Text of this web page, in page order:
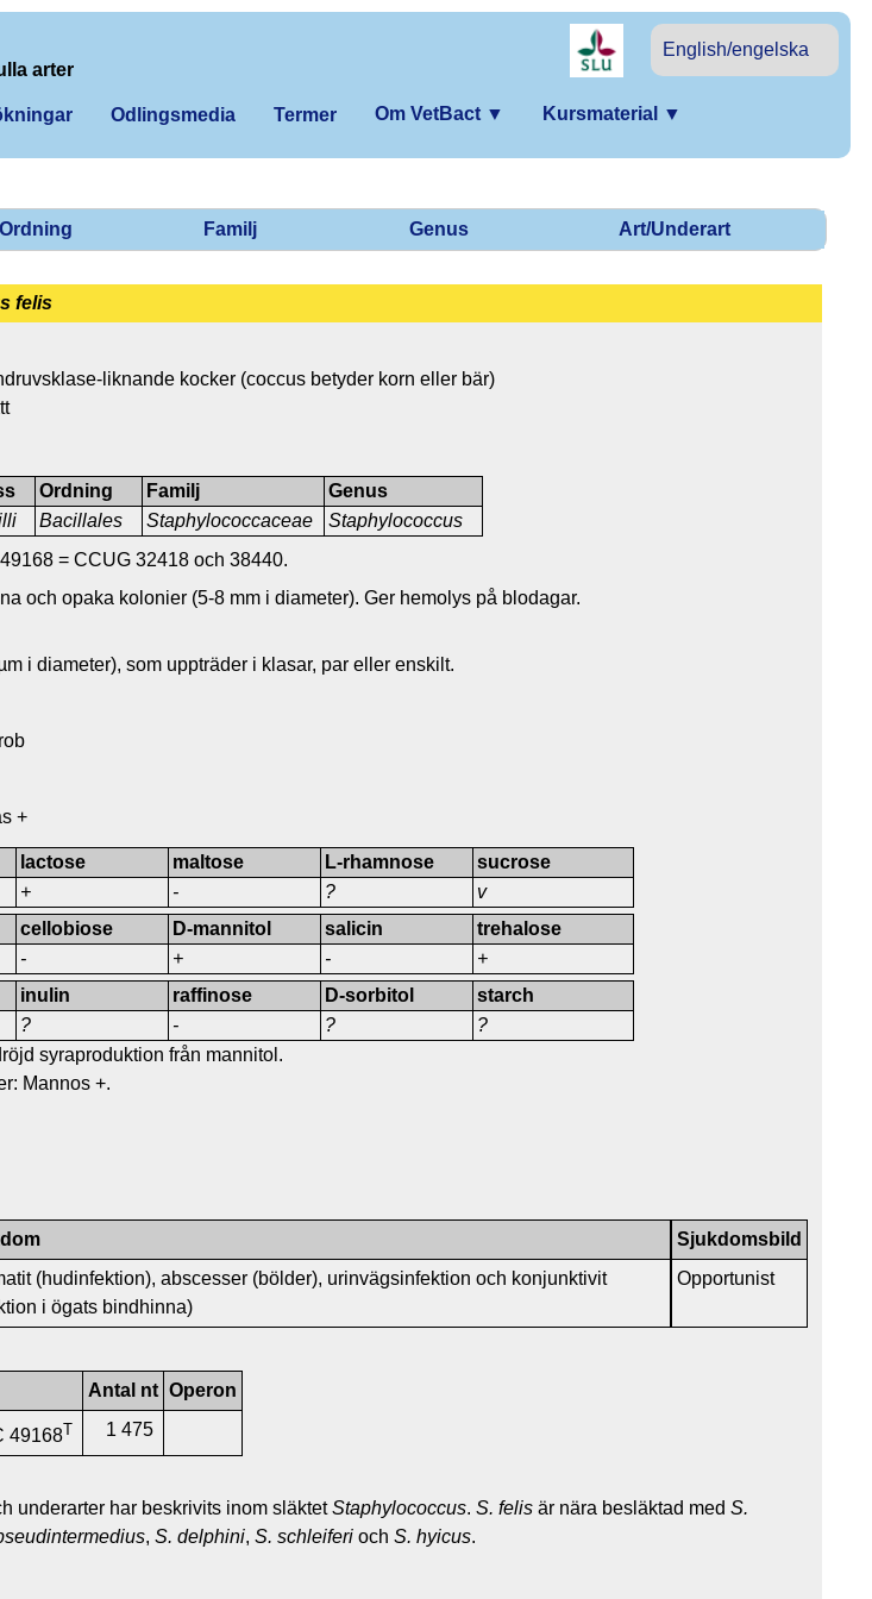
English/engelska
arter
Odlingsmedia Termer Om VetBact ▼ Kursmaterial ▼
Ordning Familj Genus Art/Underart
felis
liknande kocker (coccus betyder korn eller bär)
Ordning
Bacillales
Familj
Staphylococcaceae
Genus
Staphylococcus
= CCUG 32418 och 38440.
och opaka kolonier (5-8 mm i diameter). Ger hemolys på blodagar.
i diameter), som uppträder i klasar, par eller enskilt.
+
lactose
+
maltose
-
L-rhamnose
?
sucrose
v
cellobiose
-
D-mannitol
+
salicin
-
trehalose
+
inulin
?
raffinose
-
D-sorbitol
?
starch
?
syraproduktion från mannitol.
Mannos +.
Sjukdomsbild
(hudinfektion), abscesser (bölder), urinvägsinfektion och konjunktivit
i ögats bindhinna)
Opportunist
Antal nt Operon
49168T 1 475
underarter har beskrivits inom släktetStaphylococcus. S. felis är nära besläktad med S.
, S. delphini, S. schleiferi och S. hyicus.